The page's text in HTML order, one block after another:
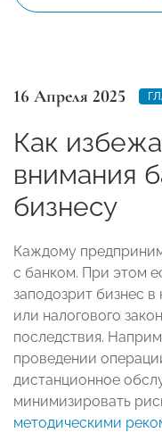
16 Апреля 2025
Как
внимания
бизнесу
Каждому
с банком. При этом
заподозрит бизнес
или налогового
последствия.
проведении
дистанционное
минимизировать
методическими